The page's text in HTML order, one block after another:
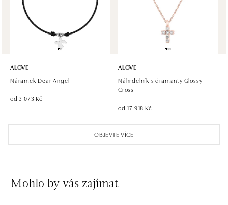
dnes otevřeno od 10:00
OBJEVTE VÍCE
ALOVE
Náramek Dear Angel
od 3 073 Kč
ALOVE
Náhrdelník s diamanty Glossy
Cross
od 17 918 Kč
Mohlo by vás zajímat